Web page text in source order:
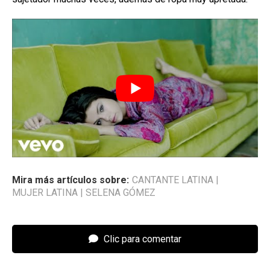
Mira más artículos sobre: CANTANTE LATINA |
MUJER LATINA | SELENA GÓMEZ
Clic para comentar